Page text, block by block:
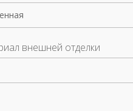
внешней отделки